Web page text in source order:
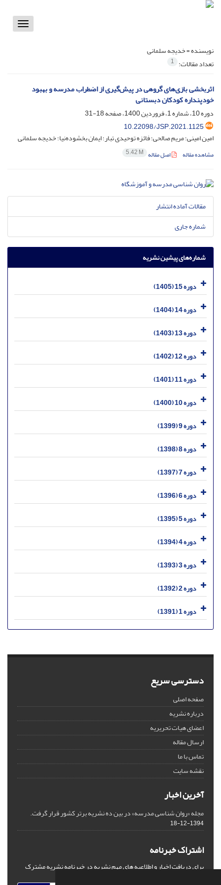
Toggle
نویسنده =خدیجه سلمانی
تعداد مقالات: 1
اثربخشی بازی‌های گروهی در پیش‌گیری از اضطراب مدرسه و بهبود
خودپنداره کودکان دبستانی
دوره 10، شماره 1، فروردین 1400، صفحه
18-31
10.22098/JSP.2021.1125
امین امینی؛ مریم صالحی؛ فائزه توحیدی تبار؛ ایمان بخشوده‌نیا؛ خدیجه سلمانی
مشاهده مقاله اصل مقاله 5.42 M
مقالات آماده انتشار
شماره جاری
شماره‌های پیشین نشریه
دوره 15 (1405)
دوره 14 (1404)
دوره 13 (1403)
دوره 12 (1402)
دوره 11 (1401)
دوره 10 (1400)
دوره 9 (1399)
دوره 8 (1398)
دوره 7 (1397)
دوره 6 (1396)
دوره 5 (1395)
دوره 4 (1394)
دوره 3 (1393)
دوره 2 (1392)
دوره 1 (1391)
دسترسی سریع
صفحه اصلی
درباره نشریه
اعضای هیات تحریریه
ارسال مقاله
تماس با ما
نقشه سایت
آخرین اخبار
مجله «روان شناسی مدرسه» در بین ده نشریه برتر کشور قرار گرفت.
1394-12-18
اشتراک خبرنامه
برای دریافت اخبار و اطلاعیه های مهم نشریه در خبرنامه نشریه مشترک